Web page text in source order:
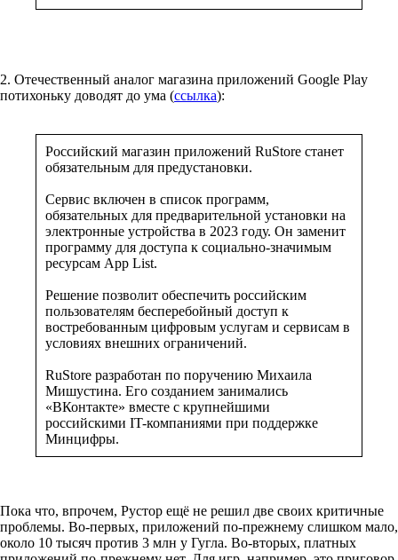
2. Отечественный аналог магазина приложений Google Play
потихоньку доводят до ума (ссылка):
Российский магазин приложений RuStore станет
обязательным для предустановки.
Сервис включен в список программ,
обязательных для предварительной установки на
электронные устройства в 2023 году. Он заменит
программу для доступа к социально-значимым
ресурсам App List.
Решение позволит обеспечить российским
пользователям бесперебойный доступ к
востребованным цифровым услугам и сервисам в
условиях внешних ограничений.
RuStore разработан по поручению Михаила
Мишустина. Его созданием занимались
«ВКонтакте» вместе с крупнейшими
российскими IT-компаниями при поддержке
Минцифры.
Пока что, впрочем, Рустор ещё не решил две своих критичные
проблемы. Во-первых, приложений по-прежнему слишком мало,
около 10 тысяч против 3 млн у Гугла. Во-вторых, платных